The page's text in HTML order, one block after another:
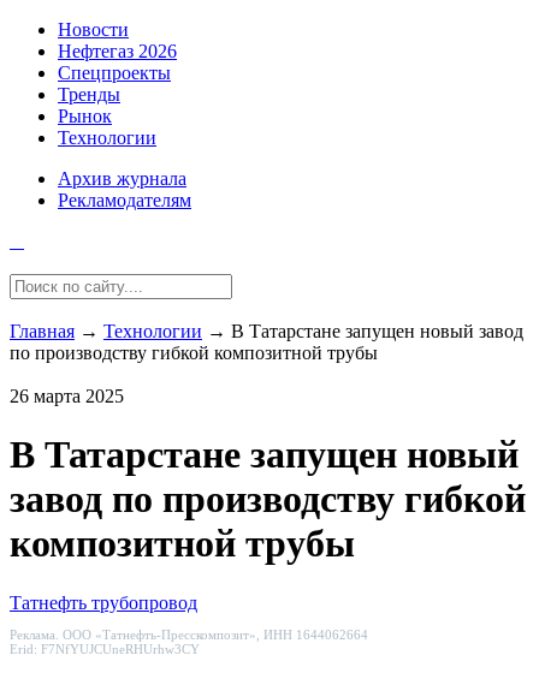
Новости
Нефтегаз 2026
Спецпроекты
Тренды
Рынок
Технологии
Архив журнала
Рекламодателям
Главная → Технологии → В Татарстане запущен новый завод
по производству гибкой композитной трубы
26 марта 2025
В Татарстане запущен новый
завод по производству гибкой
композитной трубы
Татнефть трубопровод
Реклама. ООО «Татнефть-Пресскомпозит», ИНН 1644062664
Erid: F7NfYUJCUneRHUrhw3CY